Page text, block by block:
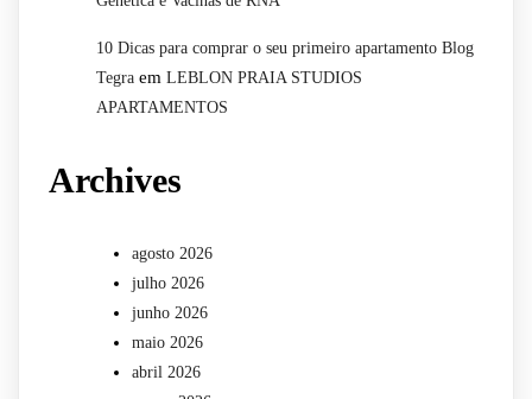
10 Dicas para comprar o seu primeiro apartamento Blog
Tegra em LEBLON PRAIA STUDIOS
APARTAMENTOS
Archives
agosto 2026
julho 2026
junho 2026
maio 2026
abril 2026